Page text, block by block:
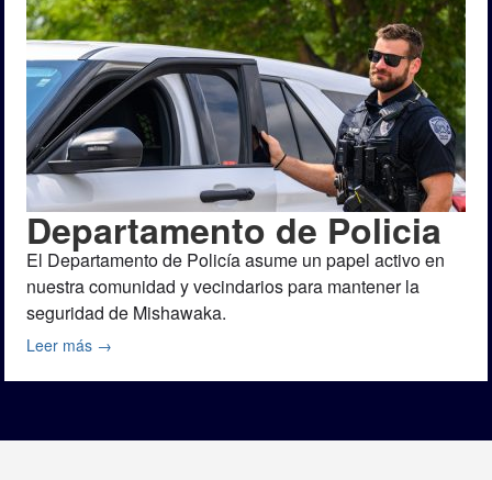
Departamento de Policia
El Departamento de Policía asume un papel activo en
nuestra comunidad y vecindarios para mantener la
seguridad de Mishawaka.
Leer más →